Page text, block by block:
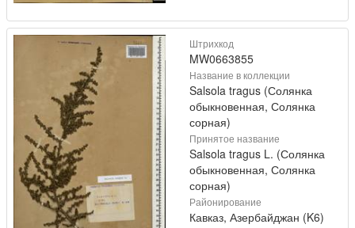
Штрихкод
MW0663855
Название в коллекции
Salsola tragus (Солянка
обыкновенная, Солянка
сорная)
Принятое название
Salsola tragus L. (Солянка
обыкновенная, Солянка
сорная)
Районирование
Кавказ, Азербайджан (K6)